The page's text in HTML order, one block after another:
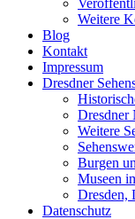
Weitere
Blog
Kontakt
Impressum
Dresdner
Dresdner
Weitere
Burgen
Museen
Dresden,
Datenschutz